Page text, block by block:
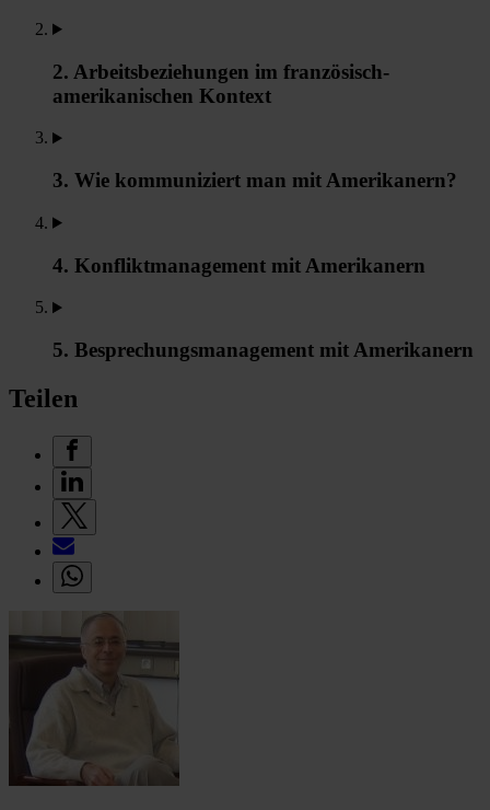
2. Arbeitsbeziehungen im französisch-
amerikanischen Kontext
3. Wie kommuniziert man mit Amerikanern?
4. Konfliktmanagement mit Amerikanern
5. Besprechungsmanagement mit Amerikanern
Teilen